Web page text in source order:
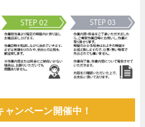
ャンペーン開催中！